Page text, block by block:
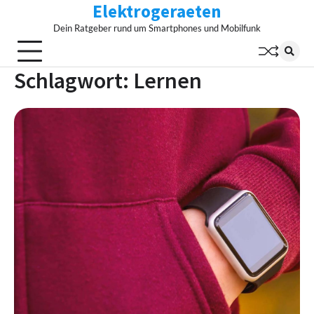
content
Elektrogeraeten
Dein Ratgeber rund um Smartphones und Mobilfunk
Schlagwort: Lernen